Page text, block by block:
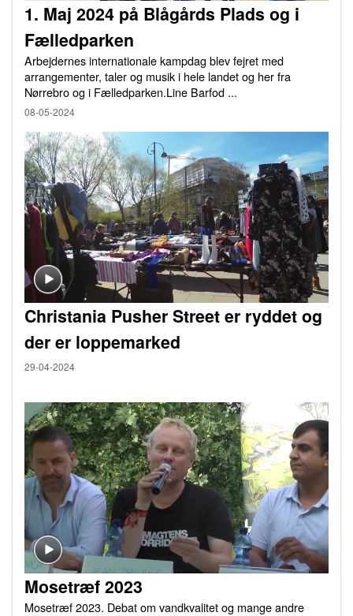
1. Maj 2024 på Blågårds Plads og i
Fælledparken
Arbejdernes internationale kampdag blev fejret med
arrangementer, taler og musik i hele landet og her fra
Nørrebro og i Fælledparken.Line Barfod ...
08-05-2024
Christania Pusher Street er ryddet og
der er loppemarked
29-04-2024
Mosetræf 2023
Mosetræf 2023. Debat om vandkvalitet og mange andre